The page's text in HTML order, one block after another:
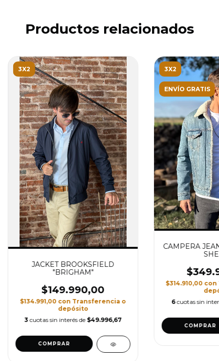
Productos relacionados
3X2
JACKET BROOKSFIELD
"BRIGHAM"
$149.990,00
$134.991,00 con Transferencia o
depósito
3 cuotas sin interés de $49.996,67
COMPRAR
3X2
ENVÍO GRATIS
CAMPERA
$314.910,00 con
6 cuotas sin
COMPRAR